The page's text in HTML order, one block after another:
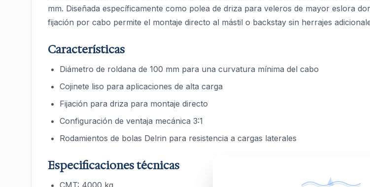
mm. Diseñada específicamente como polea de driza para veleros de mayor eslora
fijación por cabo permite el montaje directo al mástil o backstay sin herrajes
Características
Diámetro de roldana de 100 mm para una curvatura mínima del cabo
Cojinete liso para aplicaciones de alta carga
Fijación para driza para montaje directo
Configuración de ventaja mecánica 3:1
Rodamientos de bolas Delrin para resistencia a cargas laterales
Especificaciones técnicas
CMT: 4000 kg